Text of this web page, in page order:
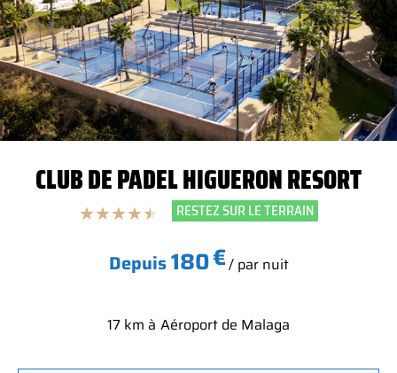
CLUB DE PADEL HIGUERON RESORT
★★★★★ RESTEZ SUR LE TERRAIN
Depuis180€/ par nuit
17 km à Aéroport de Malaga